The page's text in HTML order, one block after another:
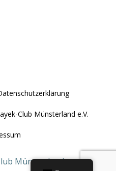
Club Münsterland e.V.
Münsterland.